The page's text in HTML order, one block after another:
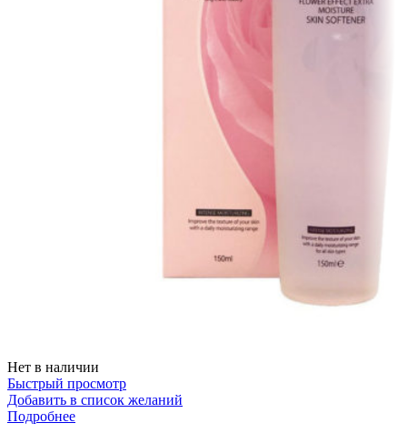
Нет в наличии
Быстрый просмотр
Добавить в список желаний
Подробнее